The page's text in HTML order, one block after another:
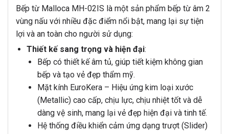
Bếp từ Malloca MH-02IS là một sản phẩm bếp từ âm 2
vùng nấu với nhiều đặc điểm nổi bật, mang lại sự tiện
lợi và an toàn cho người sử dụng:
Thiết kế sang trọng và hiện đại:
Bếp có thiết kế âm tủ, giúp tiết kiệm không gian
bếp và tạo vẻ đẹp thẩm mỹ.
Mặt kính EuroKera – Hiệu ứng kim loại xước
(Metallic) cao cấp, chịu lực, chịu nhiệt tốt và dễ
dàng vệ sinh, mang lại vẻ đẹp hiện đại và tinh tế.
Hệ thống điều khiển cảm ứng dạng trượt (Slider)